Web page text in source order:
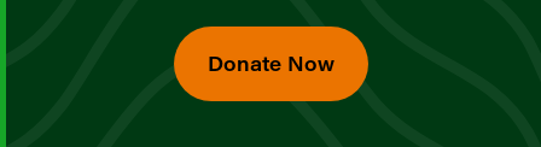
Donate Now